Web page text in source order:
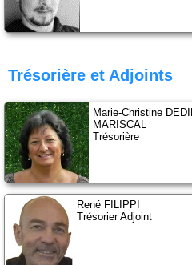
Piscines de
Trésorière et Adjoints
Marie-Christine
MARISCAL
Trésorière
René FILIPPI
Trésorier Adjoint